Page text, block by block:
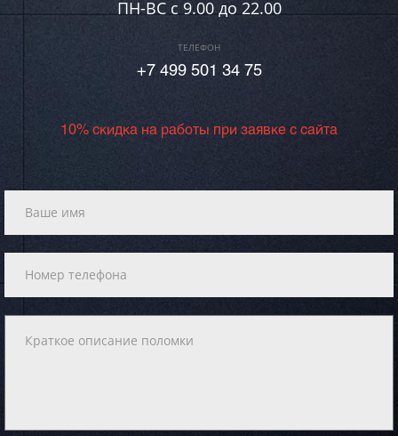
ПН-ВC c 9.00 до 22.00
ТЕЛЕФОН
+7 499 501 34 75
10% скидка на работы при заявке с сайта